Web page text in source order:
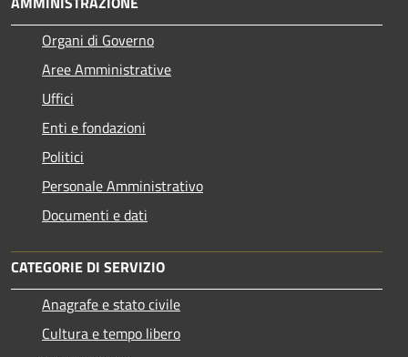
Organi di Governo
Aree Amministrative
Uffici
Enti e fondazioni
Politici
Personale Amministrativo
Documenti e dati
CATEGORIE DI SERVIZIO
Anagrafe e stato civile
Cultura e tempo libero